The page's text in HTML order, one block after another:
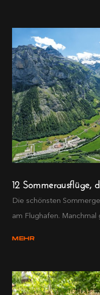
12 Sommerausflüge,
Die schönsten
am Flughafen. Manchmal
MEHR